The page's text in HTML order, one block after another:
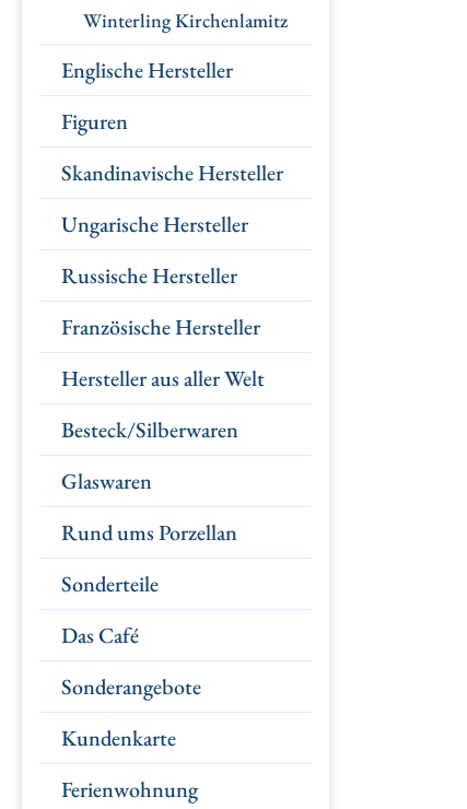
Winterling Kirchenlamitz
Englische Hersteller
Figuren
Skandinavische Hersteller
Ungarische Hersteller
Russische Hersteller
Französische Hersteller
Hersteller aus aller Welt
Besteck/Silberwaren
Glaswaren
Rund ums Porzellan
Sonderteile
Das Café
Sonderangebote
Kundenkarte
Ferienwohnung